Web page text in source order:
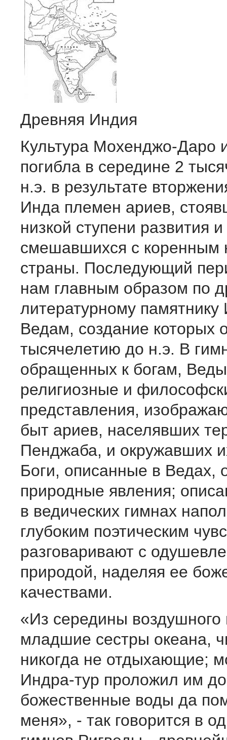
Древняя Индия
Культура Мохенджо-Даро
погибла в середине 2
н.э. в результате
Инда племен ариев,
низкой ступени развития и
смешавшихся с коренным
страны. Последующий
нам главным образом по
литературному
Ведам, создание которых
тысячелетию до н.э. В
обращенных к богам,
религиозные и
представления,
быт ариев, населявших
Пенджаба, и окружавших
Боги, описанные в Ведах,
природные явления;
в ведических гимнах
глубоким поэтическим
разговаривают с
природой, наделяя ее
качествами.
«Из середины воздушного
младшие сестры океана,
никогда не отдыхающие;
Индра-тур проложил им
божественные воды да
меня», - так говорится в